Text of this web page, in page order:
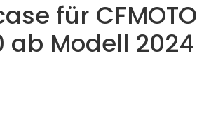
für CFMOTO
ab Modell 2024